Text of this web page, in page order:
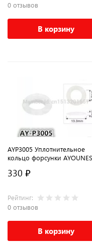
0 отзывов
В корзину
AYP3005 Уплотнительное
кольцо форсунки AYOUNES
330 ₽
Рейтинг:
0 отзывов
В корзину